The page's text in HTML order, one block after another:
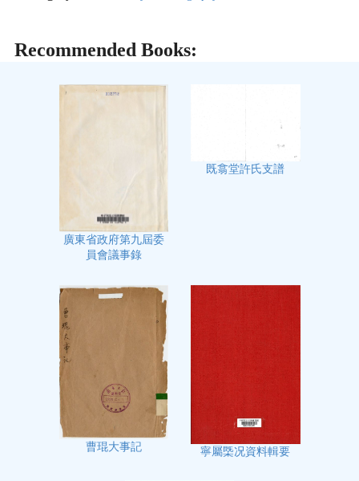
Recommended Books:
廣東省政府第九屆委
員會議事錄
既翕堂許氏支譜
曹琨大事記 寧屬㮣况資料輯要